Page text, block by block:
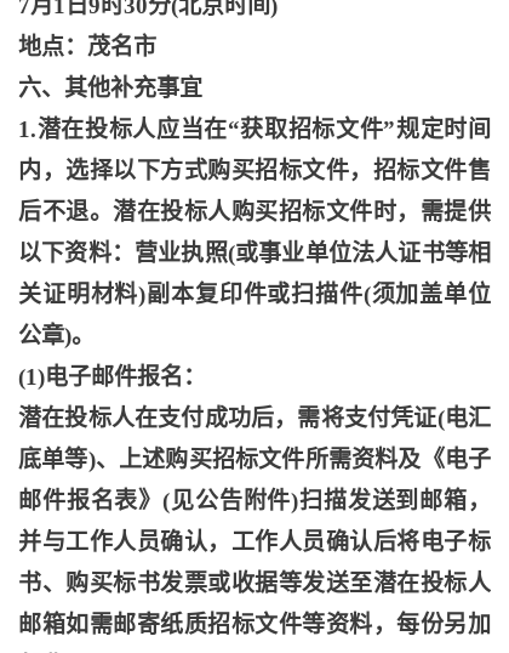
7月1日9时30分(北京时间)
地点：茂名市
六、其他补充事宜
1.潜在投标人应当在“获取招标文件”规定时间
内，选择以下方式购买招标文件，招标文件售
后不退。潜在投标人购买招标文件时，需提供
以下资料：营业执照(或事业单位法人证书等相
关证明材料)副本复印件或扫描件(须加盖单位
公章)。
(1)电子邮件报名：
潜在投标人在支付成功后，需将支付凭证(电汇
底单等)、上述购买招标文件所需资料及《电子
邮件报名表》(见公告附件)扫描发送到邮箱，
并与工作人员确认，工作人员确认后将电子标
书、购买标书发票或收据等发送至潜在投标人
邮箱如需邮寄纸质招标文件等资料，每份另加